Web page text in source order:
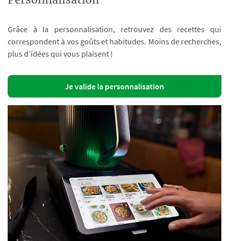
Grâce à la personnalisation, retrouvez des recettes qui
correspondent à vos goûts et habitudes. Moins de recherches,
plus d’idées qui vous plaisent !
Je valide la personnalisation